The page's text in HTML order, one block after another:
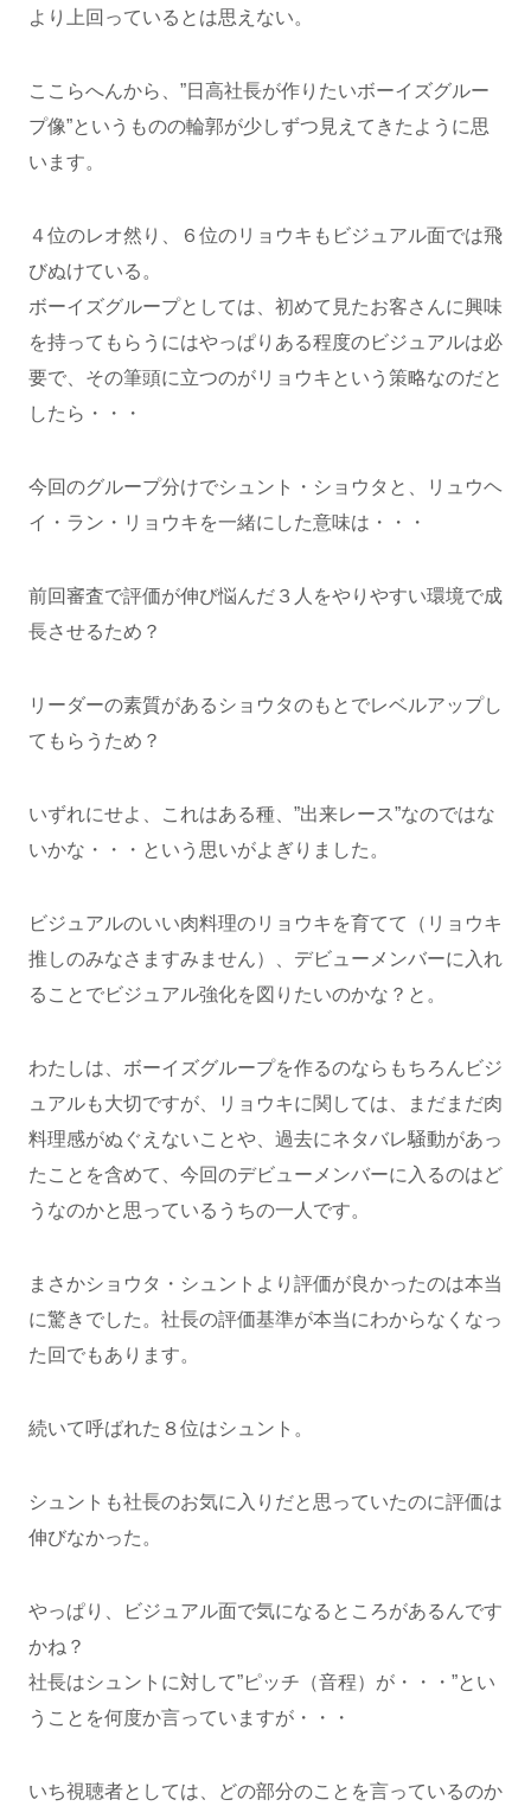
より上回っているとは思えない。
ここらへんから、”日高社長が作りたいボーイズグルー
プ像”というものの輪郭が少しずつ見えてきたように思
います。
４位のレオ然り、６位のリョウキもビジュアル面では飛
びぬけている。
ボーイズグループとしては、初めて見たお客さんに興味
を持ってもらうにはやっぱりある程度のビジュアルは必
要で、その筆頭に立つのがリョウキという策略なのだと
したら・・・
今回のグループ分けでシュント・ショウタと、リュウヘ
イ・ラン・リョウキを一緒にした意味は・・・
前回審査で評価が伸び悩んだ３人をやりやすい環境で成
長させるため？
リーダーの素質があるショウタのもとでレベルアップし
てもらうため？
いずれにせよ、これはある種、”出来レース”なのではな
いかな・・・という思いがよぎりました。
ビジュアルのいい肉料理のリョウキを育てて（リョウキ
推しのみなさますみません）、デビューメンバーに入れ
ることでビジュアル強化を図りたいのかな？と。
わたしは、ボーイズグループを作るのならもちろんビジ
ュアルも大切ですが、リョウキに関しては、まだまだ肉
料理感がぬぐえないことや、過去にネタバレ騒動があっ
たことを含めて、今回のデビューメンバーに入るのはど
うなのかと思っているうちの一人です。
まさかショウタ・シュントより評価が良かったのは本当
に驚きでした。社長の評価基準が本当にわからなくなっ
た回でもあります。
続いて呼ばれた８位はシュント。
シュントも社長のお気に入りだと思っていたのに評価は
伸びなかった。
やっぱり、ビジュアル面で気になるところがあるんです
かね？
社長はシュントに対して”ピッチ（音程）が・・・”とい
うことを何度か言っていますが・・・
いち視聴者としては、どの部分のことを言っているのか